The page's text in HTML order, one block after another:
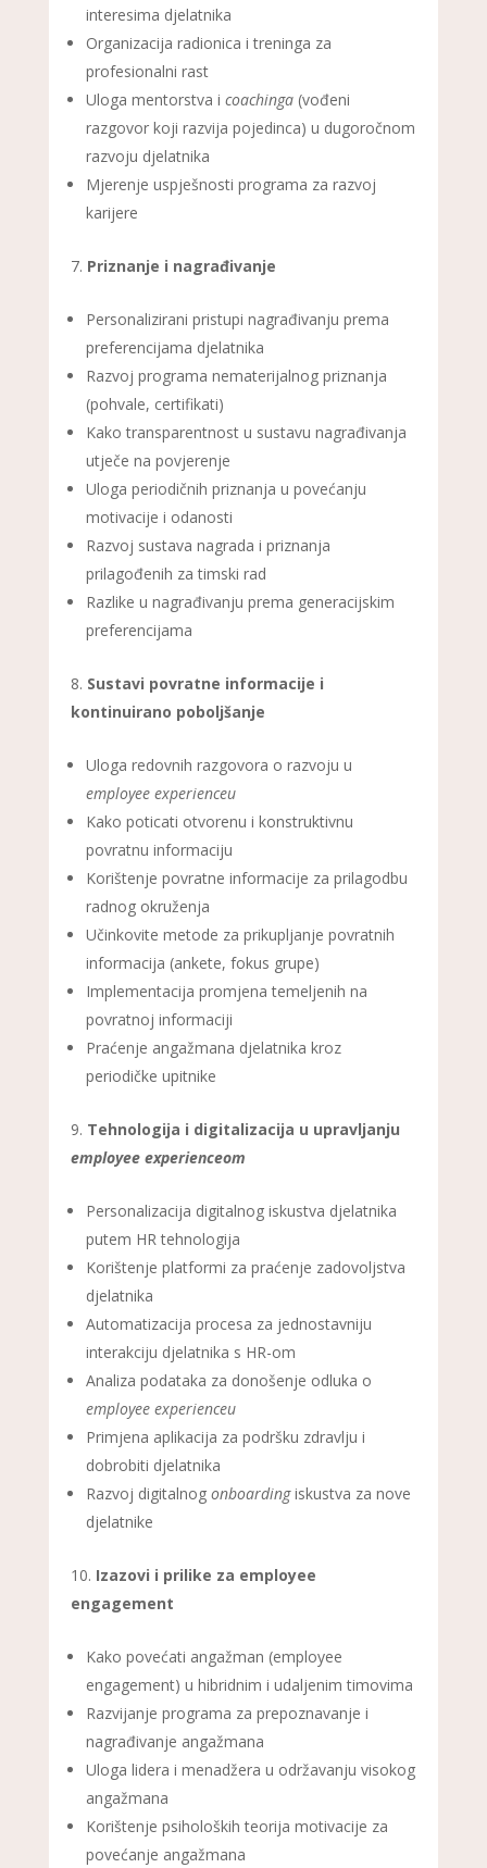
interesima djelatnika
Organizacija radionica i treninga za
profesionalni rast
Uloga mentorstva i coachinga(vođeni
razgovor koji razvija pojedinca) u dugoročnom
razvoju djelatnika
Mjerenje uspješnosti programa za razvoj
karijere
Priznanje i nagrađivanje
Personalizirani pristupi nagrađivanju prema
preferencijama djelatnika
Razvoj programa nematerijalnog priznanja
(pohvale, certifikati)
Kako transparentnost u sustavu nagrađivanja
utječe na povjerenje
Uloga periodičnih priznanja u povećanju
motivacije i odanosti
Razvoj sustava nagrada i priznanja
prilagođenih za timski rad
Razlike u nagrađivanju prema generacijskim
preferencijama
Sustavi povratne informacije i
kontinuirano poboljšanje
Uloga redovnih razgovora o razvoju u
employee experienceu
Kako poticati otvorenu i konstruktivnu
povratnu informaciju
Korištenje povratne informacije za prilagodbu
radnog okruženja
Učinkovite metode za prikupljanje povratnih
informacija (ankete, fokus grupe)
Implementacija promjena temeljenih na
povratnoj informaciji
Praćenje angažmana djelatnika kroz
periodičke upitnike
Tehnologija i digitalizacija u upravljanju
employee experienceom
Personalizacija digitalnog iskustva djelatnika
putem HR tehnologija
Korištenje platformi za praćenje zadovoljstva
djelatnika
Automatizacija procesa za jednostavniju
interakciju djelatnika s HR-om
Analiza podataka za donošenje odluka o
employee experienceu
Primjena aplikacija za podršku zdravlju i
dobrobiti djelatnika
Razvoj digitalnog onboardingiskustva za nove
djelatnike
Izazovi i prilike za employee
engagement
Kako povećati angažman (employee
engagement) u hibridnim i udaljenim timovima
Razvijanje programa za prepoznavanje i
nagrađivanje angažmana
Uloga lidera i menadžera u održavanju visokog
angažmana
Korištenje psiholoških teorija motivacije za
povećanje angažmana